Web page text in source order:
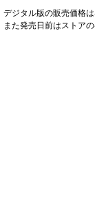
ジタル版の販売価格は
た発売日前はストアの